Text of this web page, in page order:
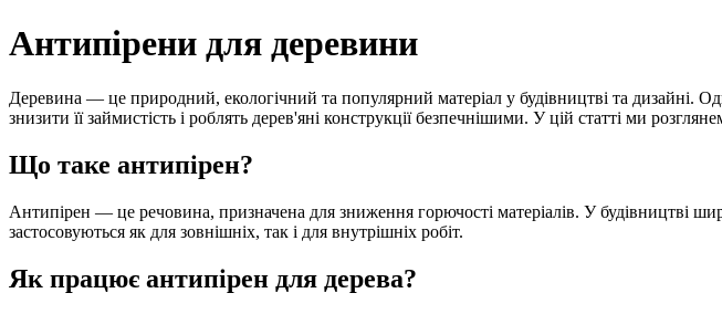
Антипірени для деревини
Деревина — це природний, екологічний та популярний матеріал у будівництві та дизайні.
знизити її займистість і роблять дерев'яні конструкції безпечнішими. У цій статті ми
Що таке антипірен?
Антипірен — це речовина, призначена для зниження горючості матеріалів. У будівництві
застосовуються як для зовнішніх, так і для внутрішніх робіт.
Як працює антипірен для дерева?